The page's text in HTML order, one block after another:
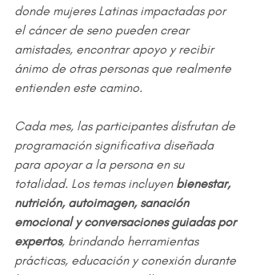
donde mujeres Latinas impactadas por
el cáncer de seno pueden crear
amistades, encontrar apoyo y recibir
ánimo de otras personas que realmente
entienden este camino.
Cada mes, las participantes disfrutan de
programación significativa diseñada
para apoyar a la persona en su
totalidad. Los temas incluyen bienestar,
nutrición, autoimagen, sanación
emocional y conversaciones guiadas por
expertos, brindando herramientas
prácticas, educación y conexión durante